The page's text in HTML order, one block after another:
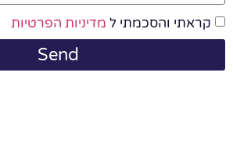
קראתי והסכמתי ל מדיניות הפרטיות
Send